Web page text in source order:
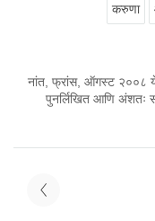
करुणा
नांत, फ्रांस, ऑगस्ट २००८
पुनर्लिखित आणि अंशतः